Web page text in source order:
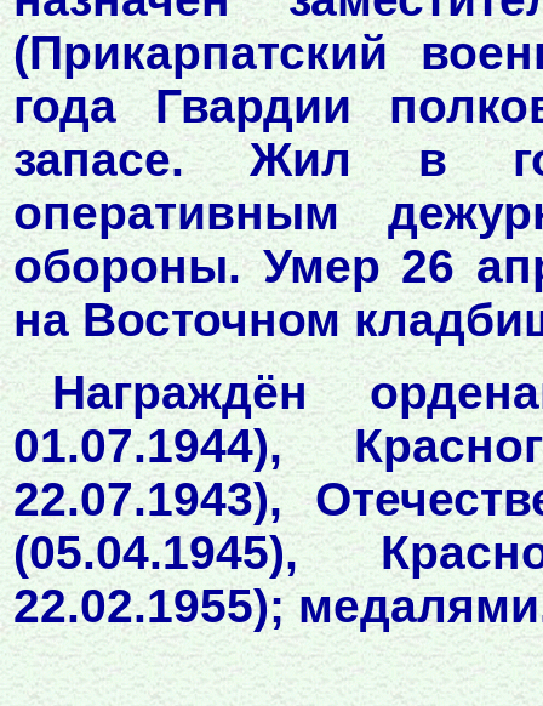
(Прикарпатский
года Гвардии
запасе. Жил в
оперативным
обороны. Умер 26
на Восточном
Награждён
01.07.1944),
22.07.1943),
(05.04.1945),
22.02.1955);